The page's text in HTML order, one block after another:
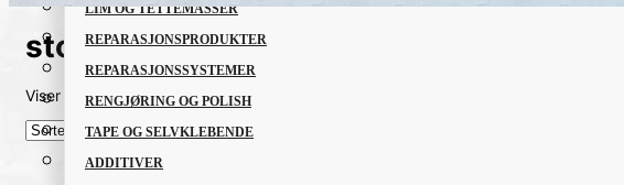
LIM OG TETTEMASSER
REPARASJONSPRODUKTER
REPARASJONSSYSTEMER
RENGJØRING OG POLISH
TAPE OG SELVKLEBENDE
ADDITIVER
stone chip
Viser det ene resultatet